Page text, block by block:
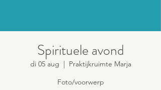
Spirituele avond
di 05 aug
  |
Praktijkruimte Marja
Foto/voorwerp